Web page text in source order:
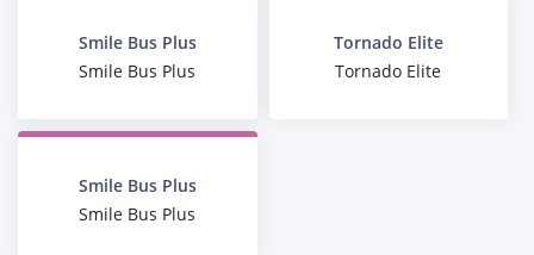
Smile Bus Plus
Smile Bus Plus
Tornado Elite
Tornado Elite
Smile Bus Plus
Smile Bus Plus